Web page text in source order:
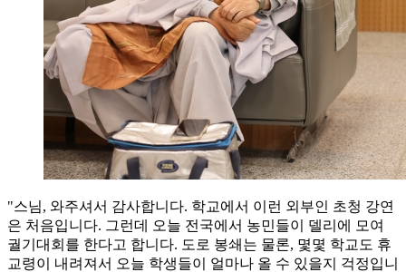
"스님, 와주셔서 감사합니다. 학교에서 이런 외부인 초청 강연
은 처음입니다. 그런데 오늘 전국에서 농민들이 델리에 모여
궐기대회를 한다고 합니다. 도로 봉쇄는 물론, 몇몇 학교도 휴
교령이 내려져서 오늘 학생들이 얼마나 올 수 있을지 걱정입니